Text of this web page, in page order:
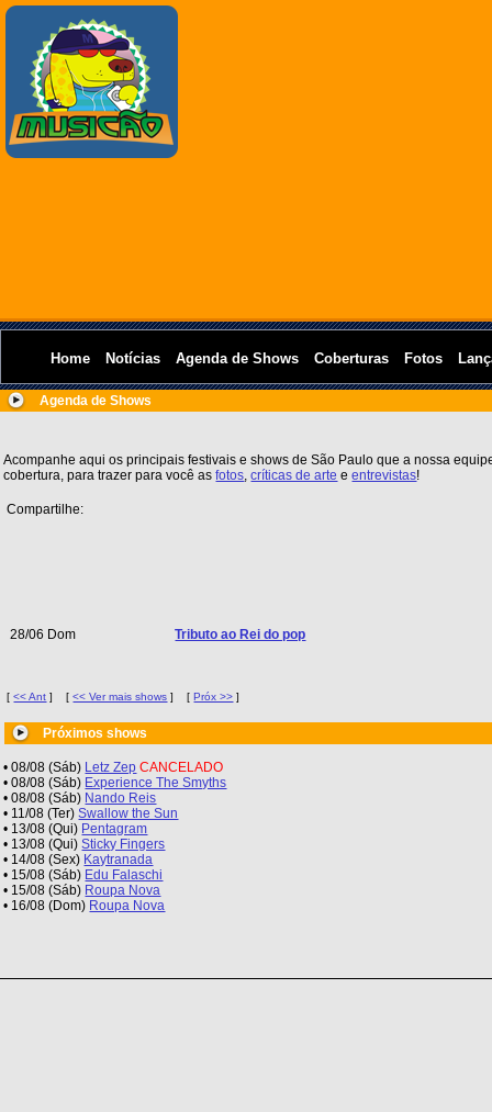
Home Notícias Agenda de Shows Coberturas Fotos
Agenda de Shows
Acompanhe aqui os principais festivais e shows de São Paulo que a nossa
cobertura, para trazer para você asfotos,críticas de arte eentrevistas!
Compartilhe:
28/06 Dom Tributo ao Rei do pop
[<< Ant ] [<< Ver mais shows ] [Próx >> ]
Próximos shows
• 08/08 (Sáb) Letz Zep CANCELADO
• 08/08 (Sáb) Experience The Smyths
• 08/08 (Sáb) Nando Reis
• 11/08 (Ter)Swallow the Sun
• 13/08 (Qui) Pentagram
• 13/08 (Qui)Sticky Fingers
• 14/08 (Sex) Kaytranada
• 15/08 (Sáb) Edu Falaschi
• 15/08 (Sáb) Roupa Nova
• 16/08 (Dom) Roupa Nova